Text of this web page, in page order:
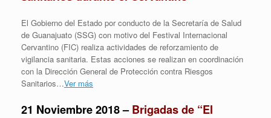
El Gobierno del Estado por conducto de la Secretaría de Salud
de Guanajuato (SSG) con motivo del Festival Internacional
Cervantino (FIC) realiza actividades de reforzamiento de
vigilancia sanitaria. Estas acciones se realizan en coordinación
con la Dirección General de Protección contra Riesgos
Sanitarios…Ver más
21 Noviembre 2018 –Brigadas de “El